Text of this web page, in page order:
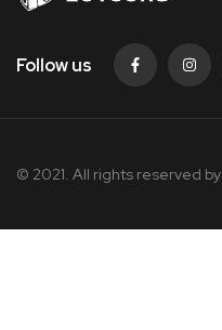
Follow us
© 2021. All rights reserved by